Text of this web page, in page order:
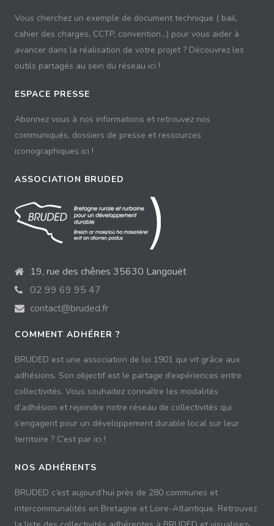
Vous cherchez un exemple de document technique ( bail,
cahier des charges, CCTP, convention...) pour vous aider à
avancer dans la réalisation de votre projet ? Découvrez les
outils partagés au sein du réseau ici !
ESPACE PRESSE
Abonnez vous à nos informations et retrouvez nos
communiqués, dossiers de presse et ressources
iconographiques ici !
ASSOCIATION BRUDED
19, rue des chênes 35630 Langouët
02 99 69 95 47
contact@bruded.fr
COMMENT ADHÉRER ?
BRUDED est une association de loi 1901 qui vit grâce aux
adhésions. Son objectif est le partage d’expériences entre
collectivités. Vous souhaitez connaître les modalités
d’adhésion et rejoindre notre réseau de collectivités qui
s’engagent pour un développement durable local sur leur
territoire ? C’est par ici !
NOS ADHÉRENTS
BRUDED c’est aujourd’hui près de 280 communes et
intercommunalités en Bretagne et Loire-Atlantique. Retrouvez